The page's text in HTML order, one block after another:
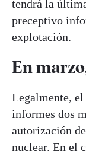
tendrá la
preceptivo
explotación.
En
Legalmente,
informes dos
autorización
nuclear. En el